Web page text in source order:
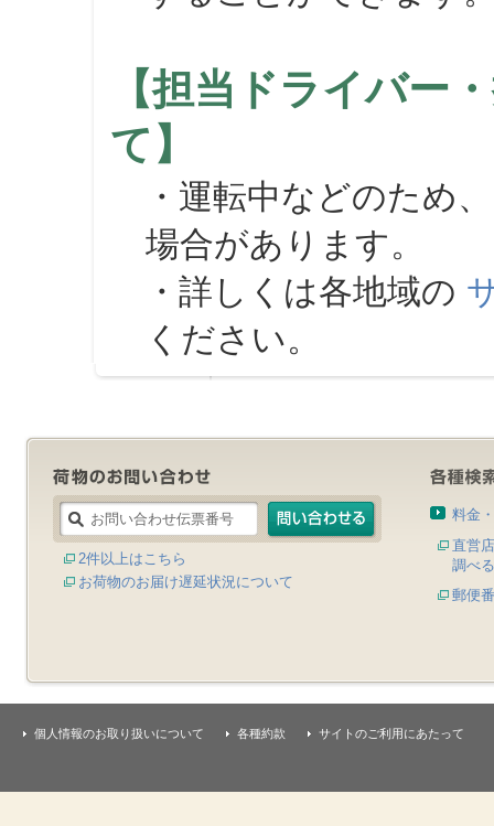
【担当ドライバー
て】
・運転中などのため
場合があります。
・詳しくは各地域の
ください。
2件以上はこちら
お荷物のお届け遅延状況について
料金
直営
調べる
郵便
個人情報のお取り扱いについて 各種約款 サイトのご利用にあたって